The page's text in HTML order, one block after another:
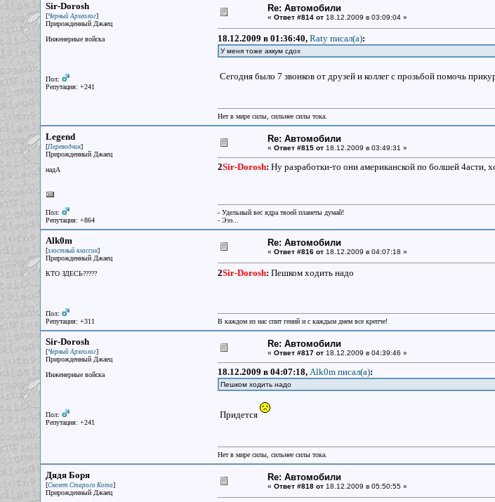
Sir-Dorosh
[Черный Археолог]
Прирожденный Джаец
Инженерные войска
Пол:
Репутация: +241
Re: Автомобили
« Ответ #814 от 18.12.2009 в 03:09:04 »
18.12.2009 в 01:36:40, Raty писал(a):
У меня тоже аккум сдох
Сегодня было 7 звонков от друзей и коллег с прозьбой помочь
Нет в мире силы, сильнее силы тока.
Legend
[Переводчик]
Прирожденный Джаец
надА
Пол:
Репутация: +864
Re: Автомобили
« Ответ #815 от 18.12.2009 в 03:49:31 »
2Sir-Dorosh: Ну разработки-то они американской по болшей 4асти,
- Удельный вес ядра твоей планеты думай!
- Эээ...
Alk0m
[злостный классик]
Прирожденный Джаец
КТО ЗДЕСЬ?????
Пол:
Репутация: +311
Re: Автомобили
« Ответ #816 от 18.12.2009 в 04:07:18 »
2Sir-Dorosh: Пешком ходить надо
В каждом из нас спит гений и с каждым днем все крепче!
Sir-Dorosh
[Черный Археолог]
Прирожденный Джаец
Инженерные войска
Пол:
Репутация: +241
Re: Автомобили
« Ответ #817 от 18.12.2009 в 04:39:46 »
18.12.2009 в 04:07:18, Alk0m писал(a):
Пешком ходить надо
Придется
Нет в мире силы, сильнее силы тока.
Дядя Боря
[Скелет Старого Кота]
Прирожденный Джаец
Re: Автомобили
« Ответ #818 от 18.12.2009 в 05:50:55 »